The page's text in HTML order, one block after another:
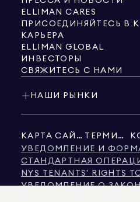
ELLIMAN CARES
КАРЬЕРА
ELLIMAN GLOBAL
ИНВЕСТОРЫ
СВЯЖИТЕСЬ С НАМИ
НАШИ РЫНКИ
КАРТА САЙТА ТЕРМИНЫ
УВЕДОМЛЕНИЕ И
СТАНДАРТНАЯ
NYS TENANTS' RIGHTS
УВЕДОМЛЕНИЕ О